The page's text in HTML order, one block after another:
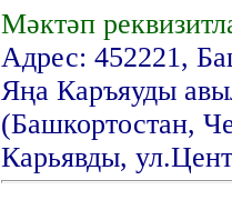
Мәктәп
Адрес: 452221,
Яңа Каръяуды
(Башкортостан,
Карьявды,